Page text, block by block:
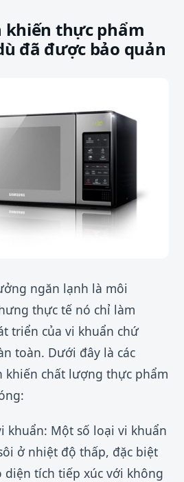
khiến thực phẩm
đã được bảo quản
ngăn lạnh là môi
thực tế nó chỉ làm
triển của vi khuẩn chứ
toàn. Dưới đây là các
khiến chất lượng thực phẩm
khuẩn: Một số loại vi khuẩn
ở nhiệt độ thấp, đặc biệt
diện tích tiếp xúc với không